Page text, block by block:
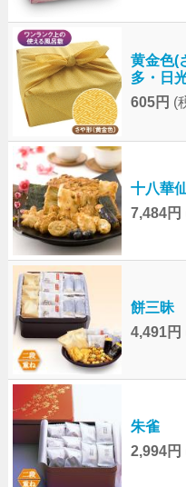
黄金色(
多・日
605円 (
十八華
7,484円
餅三昧
4,491円
朱雀
2,994円